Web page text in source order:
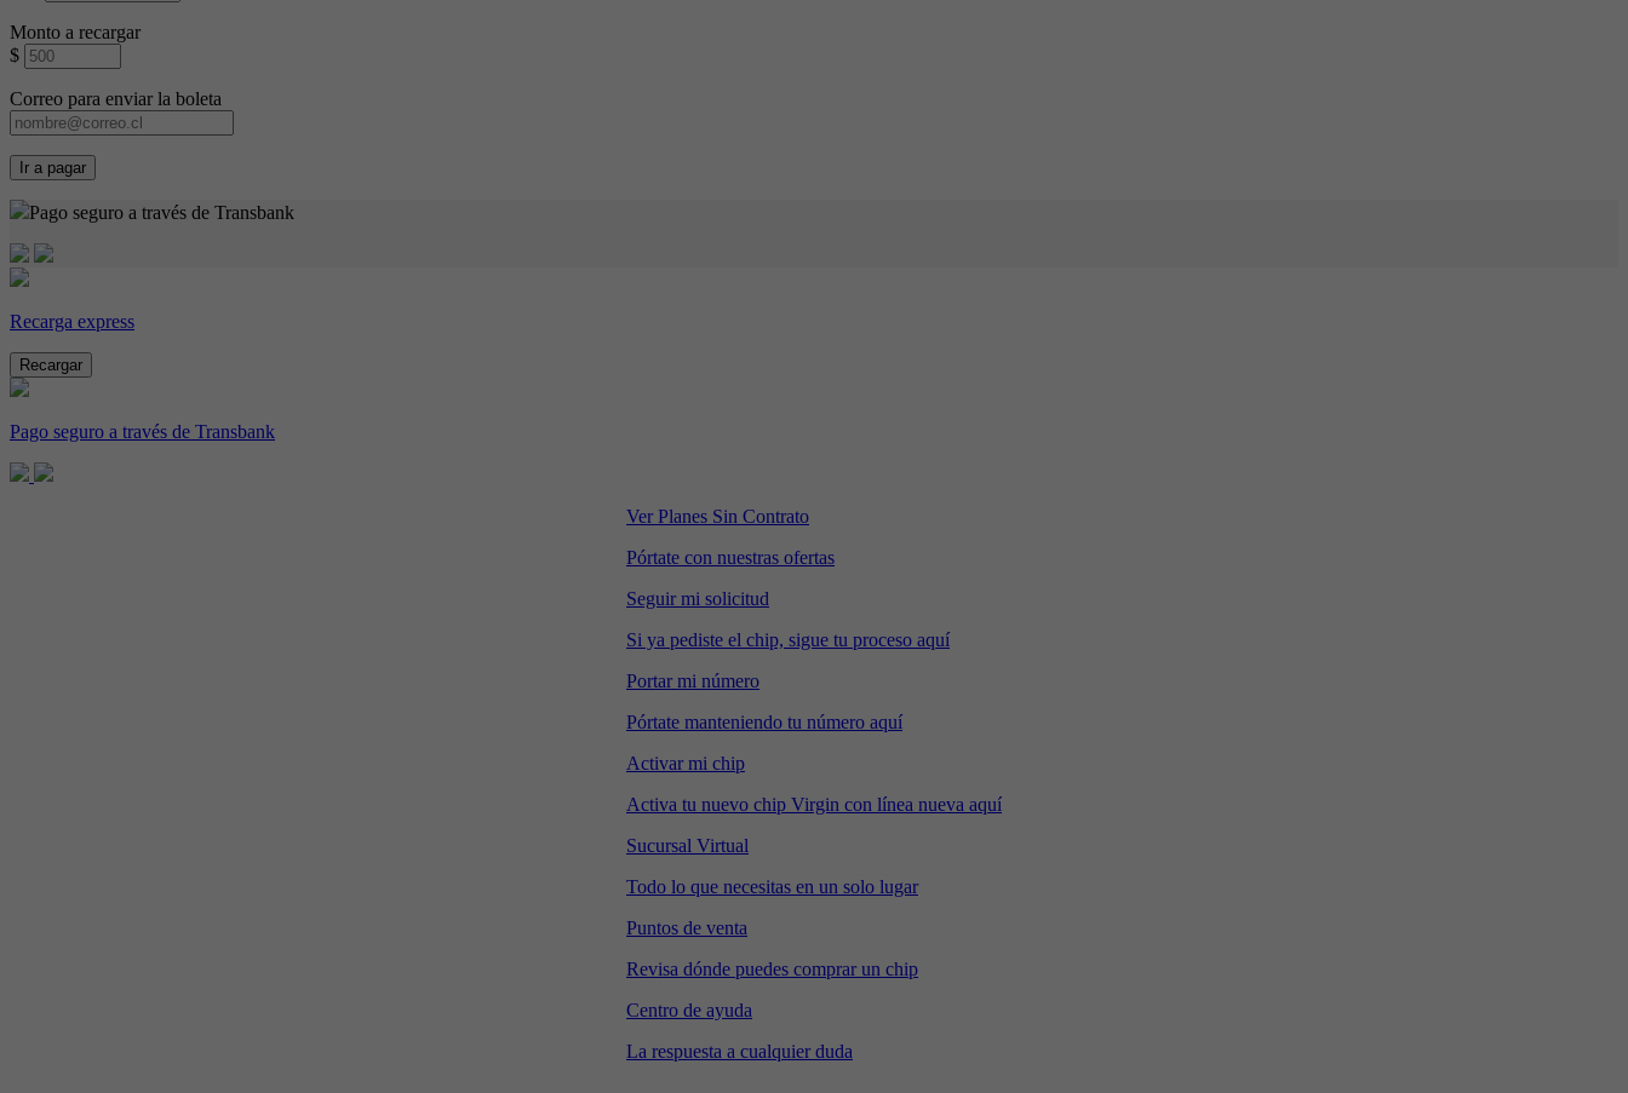
Monto a recargar
$
Correo para enviar la boleta
Ir a pagar
Pago seguro a través de Transbank
Recarga express
Recargar
Pago seguro a través de Transbank
Ver Planes Sin Contrato
Pórtate con nuestras ofertas
Seguir mi solicitud
Si ya pediste el chip, sigue tu proceso aquí
Portar mi número
Pórtate manteniendo tu número aquí
Activar mi chip
Activa tu nuevo chip Virgin con línea nueva aquí
Sucursal Virtual
Todo lo que necesitas en un solo lugar
Puntos de venta
Revisa dónde puedes comprar un chip
Centro de ayuda
La respuesta a cualquier duda